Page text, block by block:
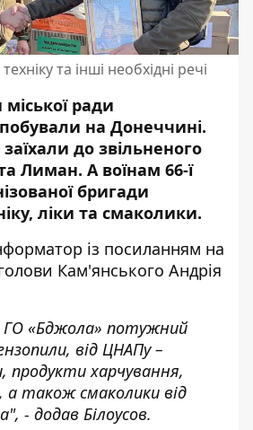
та інші необхідні речі
ради
на Донеччині.
до звільненого
Лиман. А воїнам 66-ї
бригади
ліки та смаколики.
із посиланням на
Кам'янського Андрія
ГО «Бджола» потужний
від ЦНАПу –
харчування,
а також смаколики від
- додав Білоусов.